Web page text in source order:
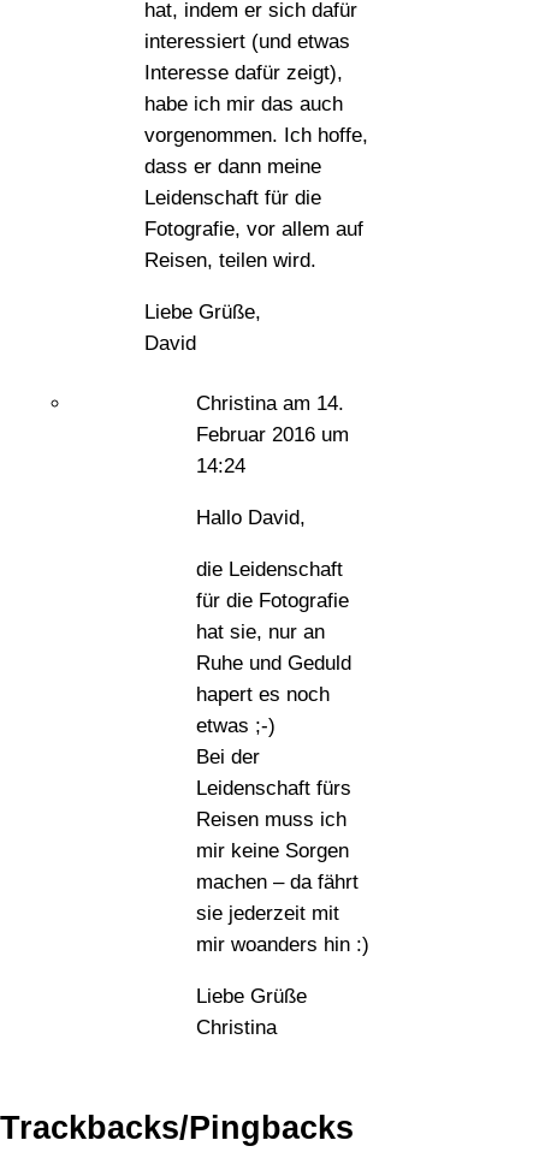
hat, indem er sich dafür
interessiert (und etwas
Interesse dafür zeigt),
habe ich mir das auch
vorgenommen. Ich hoffe,
dass er dann meine
Leidenschaft für die
Fotografie, vor allem auf
Reisen, teilen wird.
Liebe Grüße,
David
Christina am 14.
Februar 2016 um
14:24
Hallo David,
die Leidenschaft
für die Fotografie
hat sie, nur an
Ruhe und Geduld
hapert es noch
etwas ;-)
Bei der
Leidenschaft fürs
Reisen muss ich
mir keine Sorgen
machen – da fährt
sie jederzeit mit
mir woanders hin :)
Liebe Grüße
Christina
Trackbacks/Pingbacks